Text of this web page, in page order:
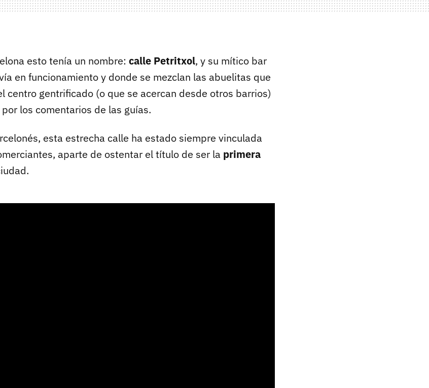
esto tenía un nombre: calle Petritxol, y su mítico bar
en funcionamiento y donde se mezclan las abuelitas que
centro gentrificado (o que se acercan desde otros barrios)
los comentarios de las guías.
esta estrecha calle ha estado siempre vinculada
aparte de ostentar el título de ser la primera